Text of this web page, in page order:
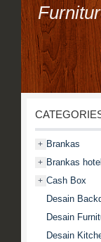
+ Brankas
+ Brankas hotel
+ Cash Box
Desain
Desain
Desain